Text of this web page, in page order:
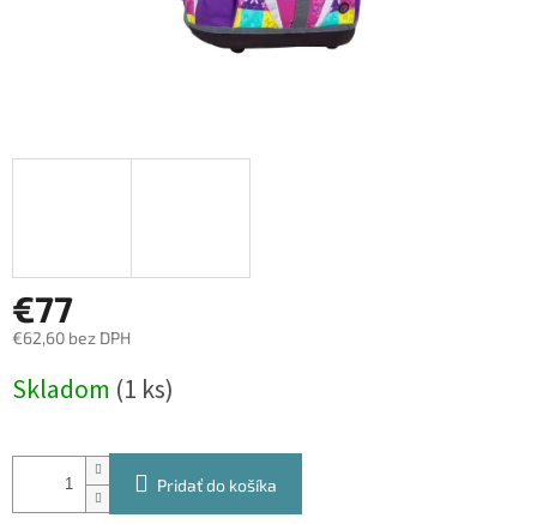
€77
€62,60 bez DPH
cena:
Skladom (1 ks)
Pridať do košíka